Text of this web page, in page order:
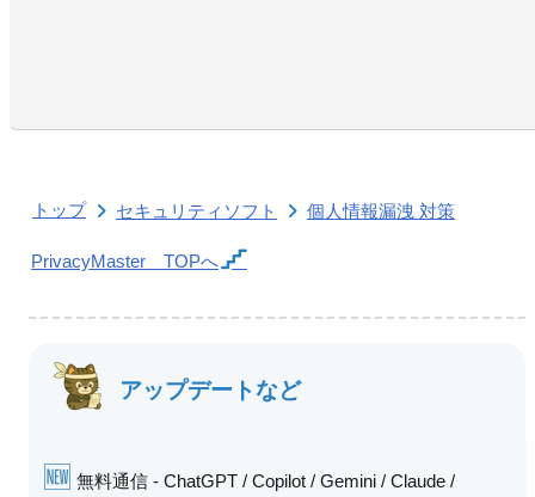
トップ セキュリティソフト 個人情報漏洩 対策
PrivacyMaster TOPへ
アップデートなど